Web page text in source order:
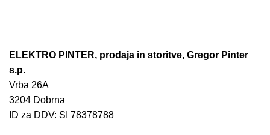
ELEKTRO PINTER, prodaja in storitve, Gregor Pinter
s.p.
Vrba 26A
3204 Dobrna
ID za DDV: SI 78378788